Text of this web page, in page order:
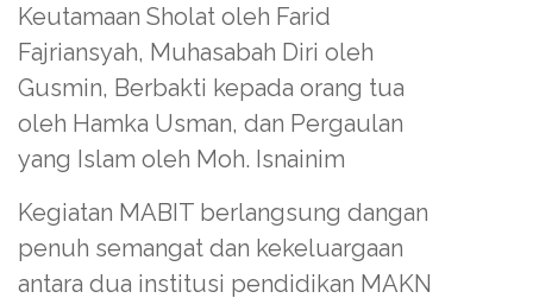
Keutamaan Sholat oleh Farid
Fajriansyah, Muhasabah Diri oleh
Gusmin, Berbakti kepada orang tua
oleh Hamka Usman, dan Pergaulan
yang Islam oleh Moh. Isnainim
Kegiatan MABIT berlangsung dangan
penuh semangat dan kekeluargaan
antara dua institusi pendidikan MAKN